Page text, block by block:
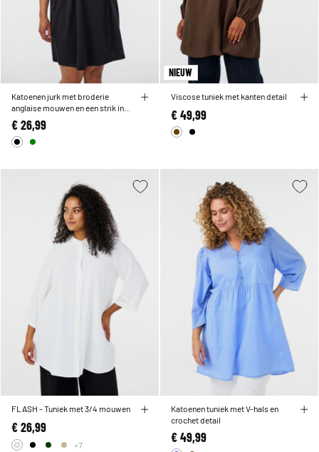
Katoenen jurk met broderie
anglaise mouwen en een strik in
de taille
€ 26,99
NIEUW
Viscose tuniek met kanten detail
€ 49,99
FLASH - Tuniek met 3/4 mouwen
€ 26,99
+7
Katoenen tuniek met V-hals en
crochet detail
€ 49,99